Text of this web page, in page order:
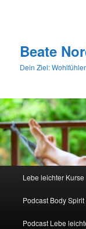
Beate
Dein Ziel:
Lebe leichter Kurse
Podcast Body Spirit
Podcast Lebe